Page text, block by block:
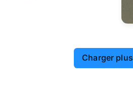
comme les assureurs
il lève un frein majeur
certaines dépenses deCharger plus